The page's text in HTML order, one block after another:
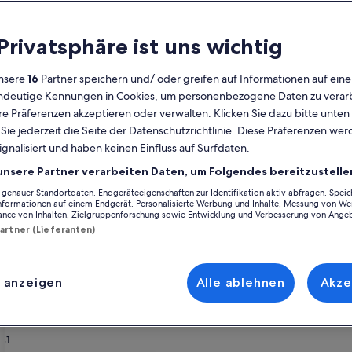
Derzeit
die
Monate
August
2026
und
September
angezeigt.
MoMontag
DiDienstag
MiMittwoch
DoDonnerstag
Fr Freitag
SaSamstag
SoSonntag
3 4 5 6 7 8 9
10 11 12
23
30
31
MoMontag
Di
7 8 9
21 22
28 29
nahe Cala Varques, die die ideale Ausgangsbasis für deine
Ausstattung, die du für einen gelungenen Urlaub mit deinen
bestimmt genau die Art von Unterkunft, die all deine Bedürfnisse
Optionen verfügen oder geeignet für Nichtraucher sind.
– Cala Varques
gratu Haus für 6 Personen auf EINER Ebene keine
ist uns wichtig
16 Partner speichern und/ oder greifen auf Informationen auf
Kennungen in Cookies, um personenbezogene Daten zu
Präferenzen akzeptieren oder verwalten. Klicken Sie dazu bitte
jederzeit die Seite der Datenschutzrichtlinie. Diese Präferenzen
und haben keinen Einfluss auf Surfdaten.
Partner verarbeiten Daten, um Folgendes
Standortdaten. Endgeräteeigenschaften zur Identifikation aktiv abfragen.
auf einem Endgerät. Personalisierte Werbung und Inhalte, Messung von
von Inhalten, Zielgruppenforschung sowie Entwicklung und Verbesserung von
(Lieferanten)
Alle ablehnen